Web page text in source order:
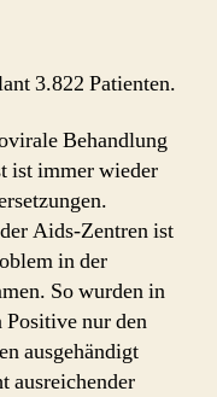
3.822 Patienten.
Behandlung
ist immer wieder
Aids-Zentren ist
in der
So wurden in
Positive nur den
ausgehändigt
ausreichender